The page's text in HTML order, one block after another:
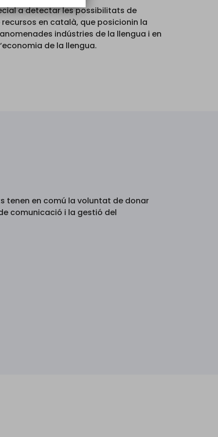
a detectar les possibilitats de
en català, que posicionin la
indústries de la llengua i en
de la llengua.
tenen en comú la voluntat de donar
comunicació i la gestió del